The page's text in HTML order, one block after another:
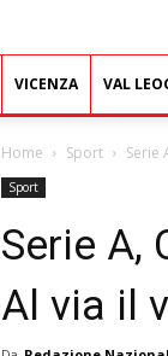
VICENZA VAL
Home Sport Serie
Sport
Serie A,
Al via il